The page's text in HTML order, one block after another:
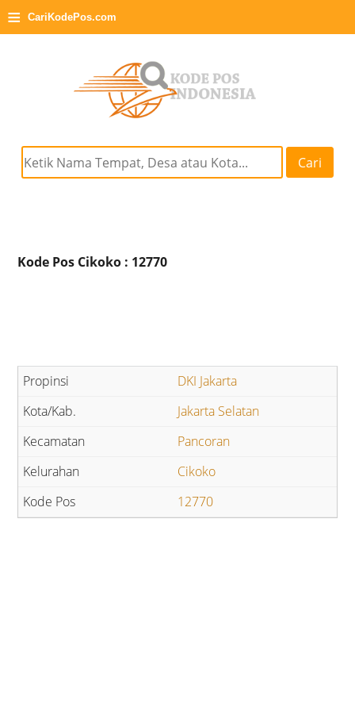
≡ CariKodePos.com
Cari
Kode Pos Cikoko : 12770
DKI Jakarta
Jakarta Selatan
Pancoran
Cikoko
12770